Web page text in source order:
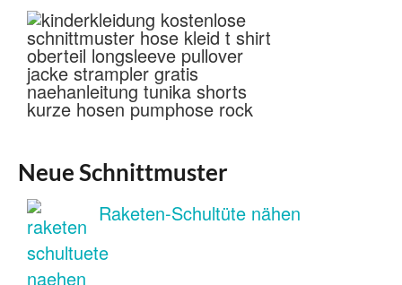
Neue Schnittmuster
Raketen-Schultüte nähen